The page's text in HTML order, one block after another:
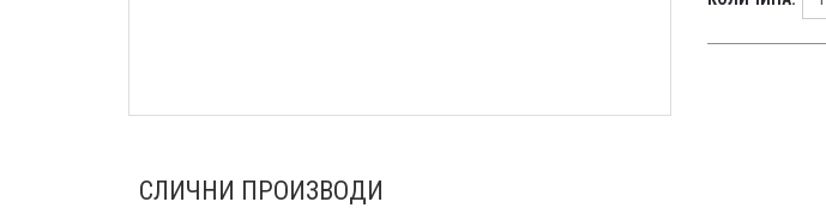
СЛИЧНИ ПРОИЗВОДИ